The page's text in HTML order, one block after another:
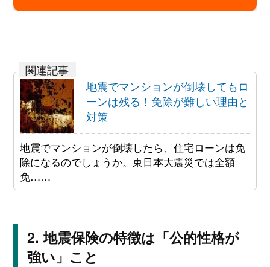
地震でマンションが倒壊してもロ
ーンは残る！免除が難しい理由と
対策
地震でマンションが倒壊したら、住宅ローンは免
除になるのでしょうか。東日本大震災では全額
免……
地震保険の特徴は「公的性格が
強い」こと